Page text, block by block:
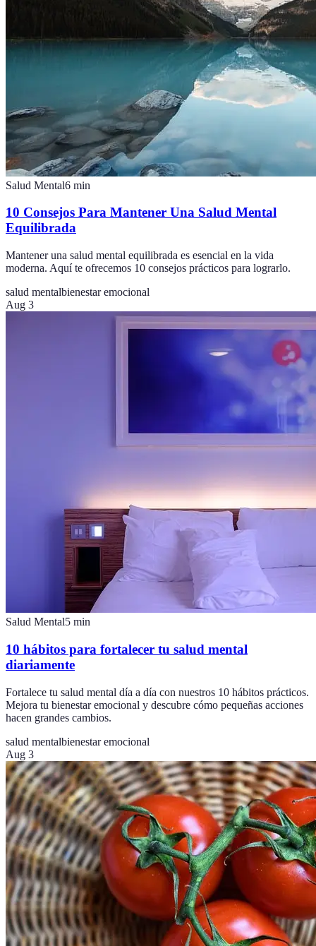
Salud Mental6 min
10 Consejos Para Mantener Una Salud Mental
Equilibrada
Mantener una salud mental equilibrada es esencial en la vida
moderna. Aquí te ofrecemos 10 consejos prácticos para lograrlo.
salud mentalbienestar emocional
Aug 3
Salud Mental5 min
10 hábitos para fortalecer tu salud mental
diariamente
Fortalece tu salud mental día a día con nuestros 10 hábitos prácticos.
Mejora tu bienestar emocional y descubre cómo pequeñas acciones
hacen grandes cambios.
salud mentalbienestar emocional
Aug 3